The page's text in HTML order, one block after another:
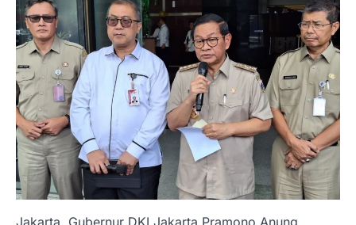
Jakarta, Gubernur DKI Jakarta Pramono Anung